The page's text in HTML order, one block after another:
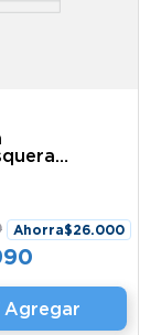
Ventus
Ahorra$26.000